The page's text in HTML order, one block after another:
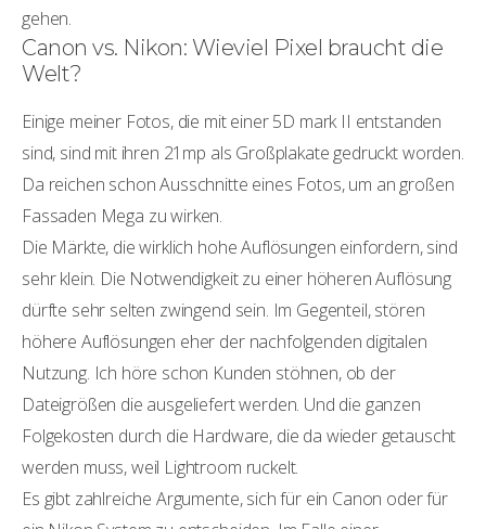
gehen.
Canon vs. Nikon: Wieviel Pixel braucht die
Welt?
Einige meiner Fotos, die mit einer 5D mark II entstanden
sind, sind mit ihren 21mp als Großplakate gedruckt worden.
Da reichen schon Ausschnitte eines Fotos, um an großen
Fassaden Mega zu wirken.
Die Märkte, die wirklich hohe Auflösungen einfordern, sind
sehr klein. Die Notwendigkeit zu einer höheren Auflösung
dürfte sehr selten zwingend sein. Im Gegenteil, stören
höhere Auflösungen eher der nachfolgenden digitalen
Nutzung. Ich höre schon Kunden stöhnen, ob der
Dateigrößen die ausgeliefert werden. Und die ganzen
Folgekosten durch die Hardware, die da wieder getauscht
werden muss, weil Lightroom ruckelt.
Es gibt zahlreiche Argumente, sich für ein Canon oder für